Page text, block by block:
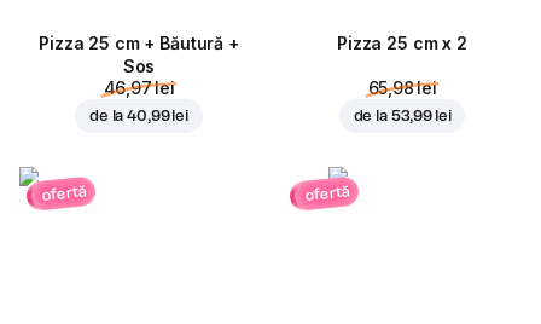
Pizza 25 cm + Băutură +
Sos
46,97 lei
de la40,99 lei
Pizza 25 cm x 2
65,98 lei
de la 53,99 lei
ofertă ofertă